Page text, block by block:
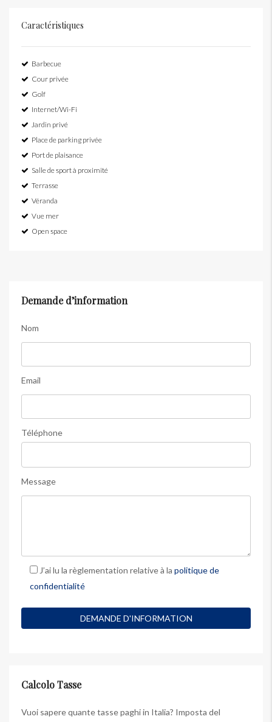
Caractéristiques
Barbecue
Cour privée
Golf
Internet/Wi-Fi
Jardin privé
Place de parking privée
Port de plaisance
Salle de sport à proximité
Terrasse
Véranda
Vue mer
Open space
Demande d’information
Nom
Email
Téléphone
Message
J’ai lu la règlementation relative à la politique de
confidentialité
Calcolo Tasse
Vuoi sapere quante tasse paghi in Italia? Imposta del